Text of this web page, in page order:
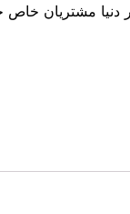
دنیا مشتریان